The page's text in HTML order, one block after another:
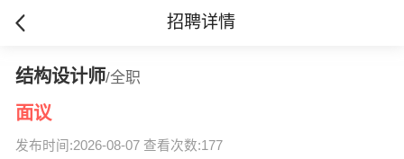
招聘详情
结构设计师/全职
面议
发布时间:2026-08-07 查看次数:177